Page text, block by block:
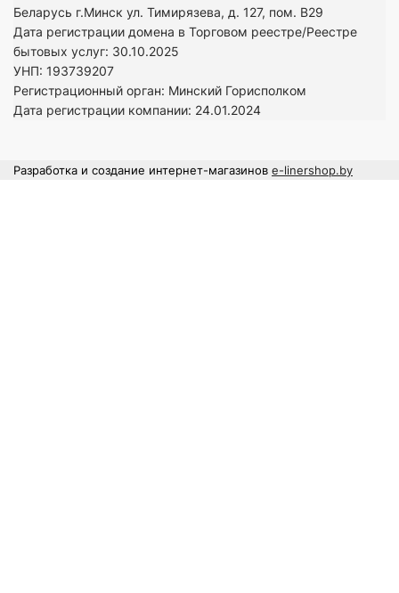
Беларусь г.Минск ул. Тимирязева, д. 127, пом. В29
Дата регистрации домена в Торговом реестре/Реестре
бытовых услуг: 30.10.2025
УНП: 193739207
Регистрационный орган: Минский Горисполком
Дата регистрации компании: 24.01.2024
Разработка и создание интернет-магазинов e-linershop.by